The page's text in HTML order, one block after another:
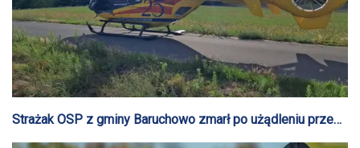
Strażak OSP z gminy Baruchowo zmarł po użądleniu przez
szerszenia